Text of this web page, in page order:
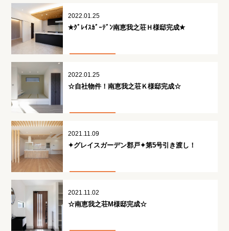
2022.01.25
✭ｸﾞﾚｲｽｶﾞｰﾃﾞﾝ南恵我之荘Ｈ様邸完成✭
2022.01.25
☆自社物件！南恵我之荘Ｋ様邸完成☆
2021.11.09
✦グレイスガーデン郡戸✦第5号引き渡し！
2021.11.02
☆南恵我之荘M様邸完成☆